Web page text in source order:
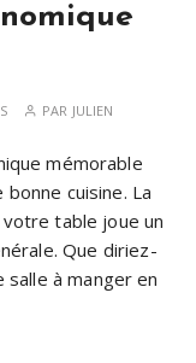
PAR JULIEN
mémorable
bonne cuisine. La
table joue un
Que diriez-
à manger en